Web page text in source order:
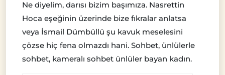
Ne diyelim, darısı bizim başımıza. Nasrettin
Hoca eşeğinin üzerinde bize fıkralar anlatsa
veya İsmail Dümbüllü şu kavuk meselesini
çözse hiç fena olmazdı hani. Sohbet, ünlülerle
sohbet, kameralı sohbet ünlüler bayan kadın.